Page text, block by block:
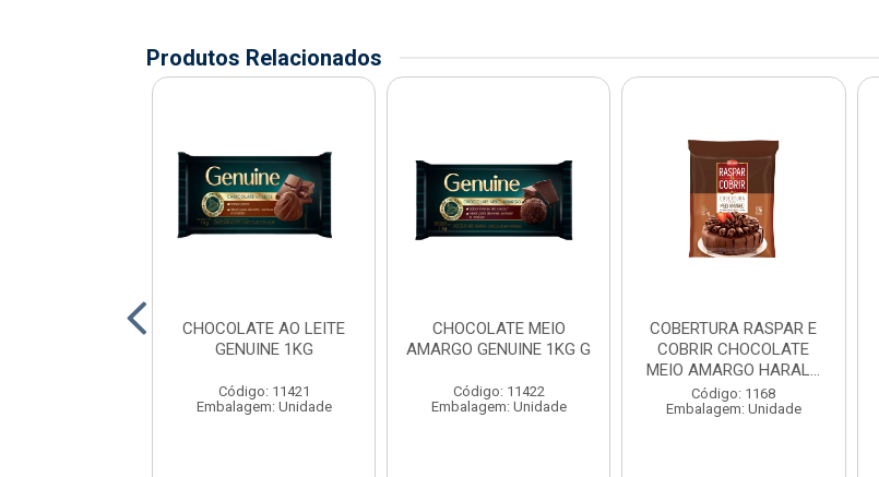
Produtos Relacionados
CHOCOLATE AO LEITE
GENUINE 1KG
Código: 11421
Embalagem: Unidade
CHOCOLATE MEIO
AMARGO GENUINE 1KG G
Código: 11422
Embalagem: Unidade
COBERTURA RASPAR E
COBRIR CHOCOLATE
MEIO AMARGO HARALD
5KG
Código: 1168
Embalagem: Unidade